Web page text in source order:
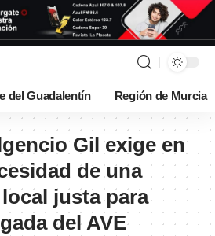
del Guadalentín Región de Murcia
Gil exige en
de una
justa para
del AVE